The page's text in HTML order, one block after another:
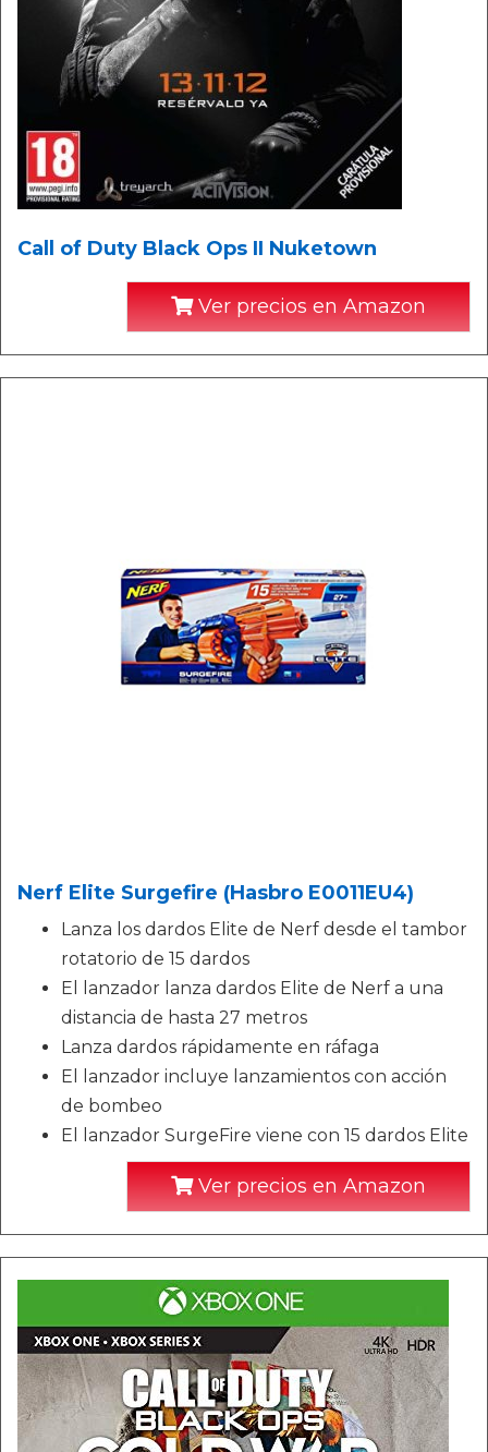
Call of Duty Black Ops II Nuketown
Ver precios en Amazon
Nerf Elite Surgefire (Hasbro E0011EU4)
Lanza los dardos Elite de Nerf desde el tambor
rotatorio de 15 dardos
El lanzador lanza dardos Elite de Nerf a una
distancia de hasta 27 metros
Lanza dardos rápidamente en ráfaga
El lanzador incluye lanzamientos con acción
de bombeo
El lanzador SurgeFire viene con 15 dardos Elite
Ver precios en Amazon